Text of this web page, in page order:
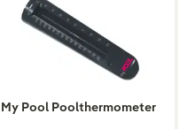
My Pool Poolthermometer